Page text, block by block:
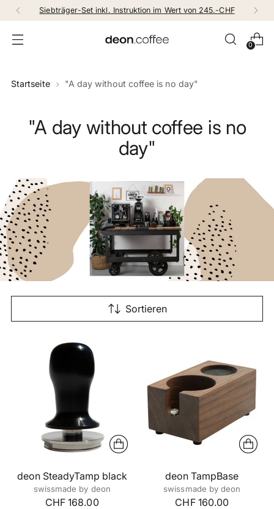
Siebträger-Set inkl. Instruktion im Wert von 245.-CHF
0
Startseite "A day without coffee is no day"
"A day without coffee is no
day"
Sortieren
deon SteadyTamp black
swissmade by deon
CHF 168.00
deon TampBase
swissmade by deon
CHF 160.00